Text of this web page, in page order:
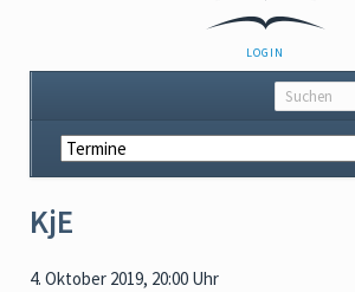
NAVIGATION
ÜBERSPRINGEN
LOGIN
Navigation
überspringen
KjE
4. Oktober 2019, 20:00 Uhr